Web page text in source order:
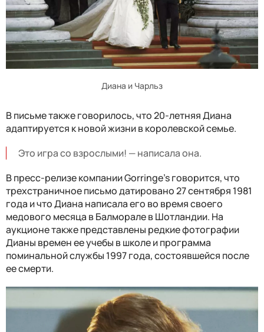
Диана и Чарльз
В письме также говорилось, что 20-летняя Диана
адаптируется к новой жизни в королевской семье.
Это игра со взрослыми! — написала она.
В пресс-релизе компании Gorringe's говорится, что
трехстраничное письмо датировано 27 сентября 1981
года и что Диана написала его во время своего
медового месяца в Балморале в Шотландии. На
аукционе также представлены редкие фотографии
Дианы времен ее учебы в школе и программа
поминальной службы 1997 года, состоявшейся после
ее смерти.